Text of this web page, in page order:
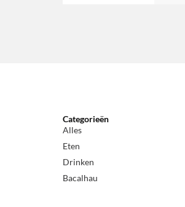
Categorieën
Alles
Eten
Drinken
Bacalhau